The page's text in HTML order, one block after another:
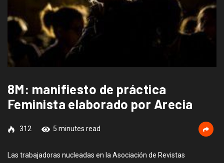
8M: manifiesto de práctica
Feminista elaborado por Arecia
312 5 minutes read
Las trabajadoras nucleadas en la Asociación de Revistas